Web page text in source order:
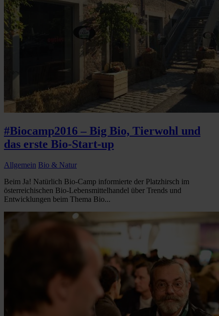
#Biocamp2016 – Big Bio, Tierwohl und
das erste Bio-Start-up
Allgemein Bio & Natur
Beim Ja! Natürlich Bio-Camp informierte der Platzhirsch im
österreichischen Bio-Lebensmittelhandel über Trends und
Entwicklungen beim Thema Bio...